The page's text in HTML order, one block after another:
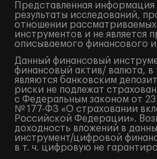
Представленная
результаты исследований,
отношении
инструментов и не является
описываемого финансового
Данный финансовый
финансовый актив/ валюта, в
являются банковским
риски не подлежат
с Федеральным законом от
№ 177-ФЗ «О страховании
Российской Федерации».
доходность вложений в
инструмент/цифровой
в т. ч. цифровую не